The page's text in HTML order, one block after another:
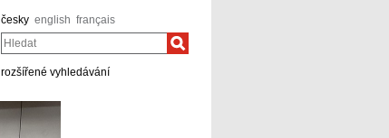
česky english français
Hledat
rozšířené vyhledávání